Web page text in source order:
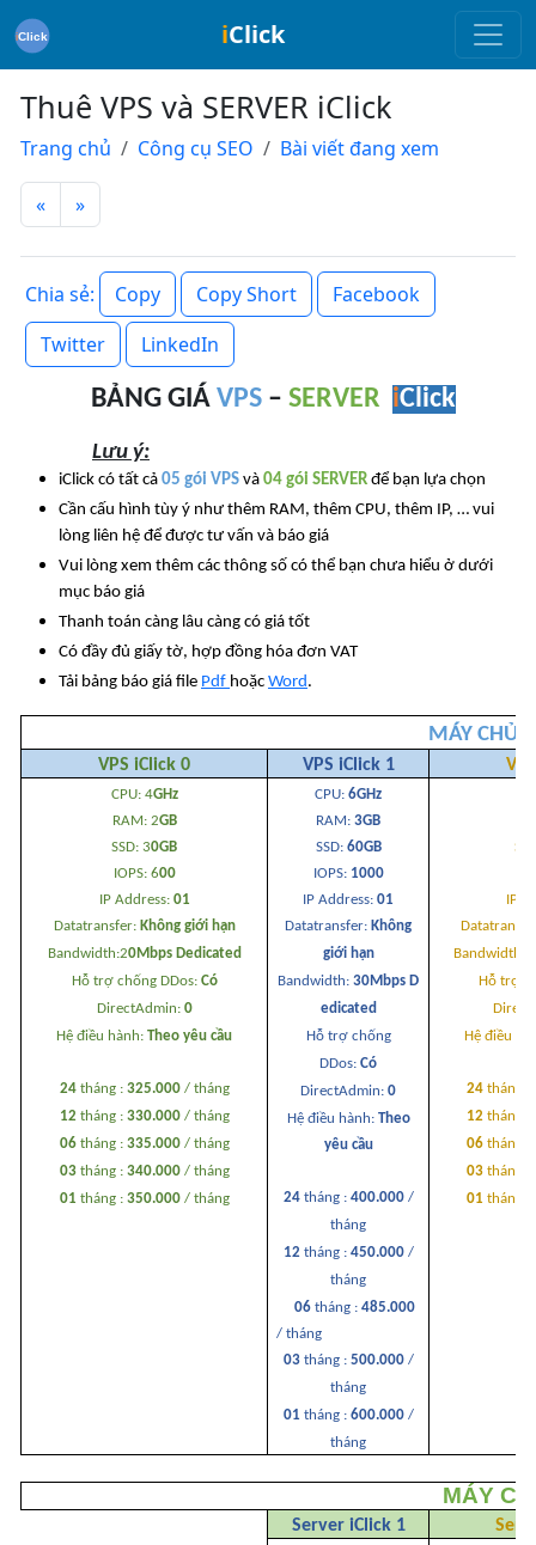
iClick
Thuê VPS và SERVER iClick
Trang chủ Công cụ SEO Bài viết đang xem
« »
Chia sẻ: Copy Copy Short
Facebook
Twitter
LinkedIn
BẢNG GIÁ VPS– SERVER iClick
Lưu ý:
iClick có tất cả 05 gói VPS và 04 gói SERVER để bạn lựa chọn
Cần cấu hình tùy ý như thêm RAM, thêm CPU, thêm IP, … vui
lòng liên hệ để được tư vấn và báo giá
Vui lòng xem thêm các thông số có thể bạn chưa hiểu ở dưới
mục báo giá
Thanh toán càng lâu càng có giá tốt
Có đầy đủ giấy tờ, hợp đồng hóa đơn VAT
Tải bảng báo giá file Pdf hoặc Word .
MÁY CHỦ
VPS iClick 0 VPS iClick 1
CPU: 4GHz
RAM: 2GB
SSD: 30GB
IOPS: 600
IP Address: 01
Datatransfer: Không giới hạn
Bandwidth:20MbpsDedicated
Hỗ trợ chống DDos: Có
DirectAdmin: 0
Hệ điều hành: Theo yêu cầu
24tháng : 325.000/ tháng
12tháng : 330.000/ tháng
06tháng : 335.000/ tháng
03tháng : 340.000 / tháng
01 tháng : 350.000 / tháng
CPU: 6GHz
RAM: 3GB
SSD: 60GB
IOPS: 1000
IP Address: 01
Datatransfer: Không
giới hạn
Bandwidth: 30Mbps D
edicated
Hỗ trợ chống
DDos: Có
DirectAdmin: 0
Hệ điều hành: Theo
yêu cầu
24tháng : 400.000/
tháng
12tháng : 450.000/
tháng
06 tháng :485.000
/ tháng
03tháng : 500.000/
tháng
01 tháng : 600.000/
tháng
IP
Bandwidth:
Hỗ trợ
Hệ điều
24 tháng :
12 tháng :
06 tháng :
03 tháng :
01 tháng :
MÁY
Server iClick 1